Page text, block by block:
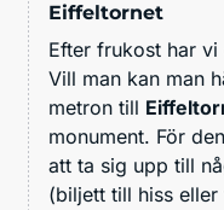
Eiffeltornet
Efter frukost har
Vill man kan man
metron till
monument. För
att ta sig upp till
(biljett till hiss